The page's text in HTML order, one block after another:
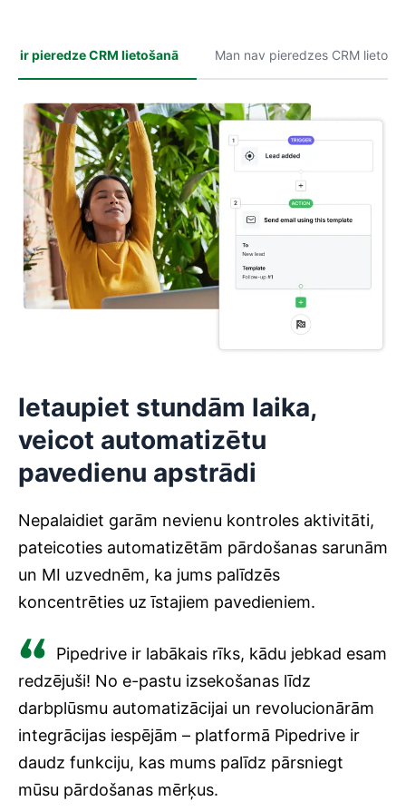
ir pieredze CRM lietošanā Man nav pieredzes CRM
Ietaupiet stundām laika,
veicot automatizētu
pavedienu apstrādi
Nepalaidiet garām nevienu kontroles aktivitāti,
pateicoties automatizētām pārdošanas sarunām
un MI uzvednēm, ka jums palīdzēs
koncentrēties uz īstajiem pavedieniem.
Pipedrive ir labākais rīks, kādu jebkad esam
redzējuši! No e-pastu izsekošanas līdz
darbplūsmu automatizācijai un revolucionārām
integrācijas iespējām – platformā Pipedrive ir
daudz funkciju, kas mums palīdz pārsniegt
mūsu pārdošanas mērķus.